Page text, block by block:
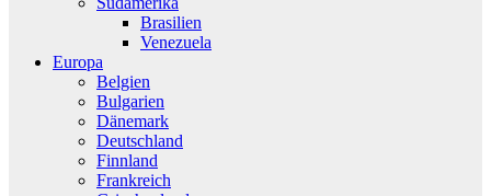
Brasilien
Venezuela
Europa
Belgien
Bulgarien
Dänemark
Deutschland
Finnland
Frankreich